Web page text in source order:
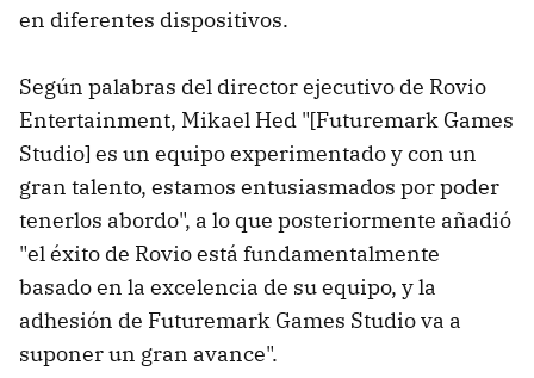
en diferentes dispositivos.
Según palabras del director ejecutivo de Rovio
Entertainment, Mikael Hed "[Futuremark Games
Studio] es un equipo experimentado y con un
gran talento, estamos entusiasmados por poder
tenerlos abordo", a lo que posteriormente añadió
"el éxito de Rovio está fundamentalmente
basado en la excelencia de su equipo, y la
adhesión de Futuremark Games Studio va a
suponer un gran avance".